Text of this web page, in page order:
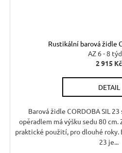
Rustikální barová židle
AZ 6 - 8
2 915 Kč
DETAIL
Barová židle CORDOBA SIL
opěradlem má výšku sedu 80
praktické použití, pro dlouhé roky.
23 je...